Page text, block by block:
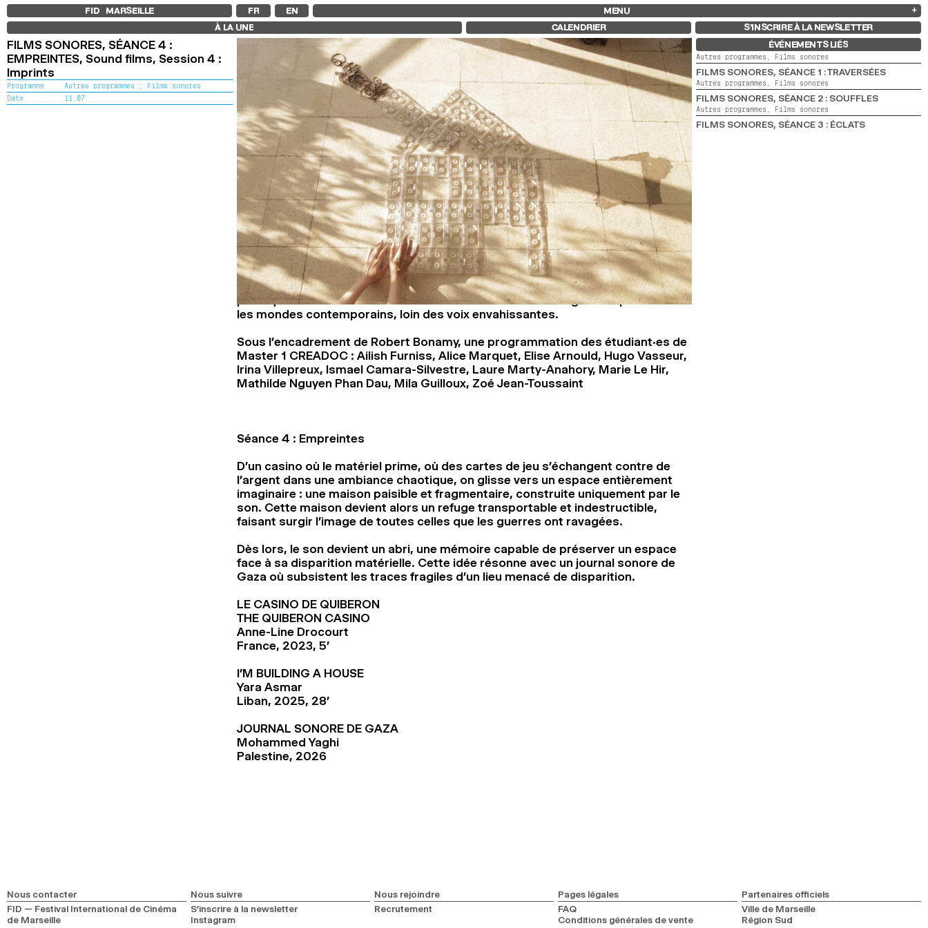
FID MARSEILLE FR EN MENU
À PROPOS
ÉDUCATION À L’IMAGE
À L’INTERNATIONAL
LIVRES ET REVUES
LES ENGAGEMENTS
PARTENAIRES FID 37
PALMARÈS
PROGRAMMATION
RÉTROSPECTIVE
FOCUS
JURY ET PRIX
PROS ET PRESSE
TARIFS
CALENDRIER
FID LAB 18
FID CAMPUS 13
2025
2024
2023
2021
2020
2019
2018
À LA UNE CALENDRIER S’INSCRIRE À LA NEWSLETTER
FILMS SONORES, SÉANCE 4 :
EMPREINTES, Sound films, Session 4 :
Imprints
Programme Autres programmes ; Films sonores
Date
11.07
Quatre séances d’écoutes programmées et présentées par les étudiant·es du
Master 1 CREADOC (Université de Poitiers). Les “films sonores”, pièces
phoniques et essais ici réunis sont autant de tentatives singulières pour sonder
les mondes contemporains, loin des voix envahissantes.
Sous l’encadrement de Robert Bonamy, une programmation des étudiant·es de
Master 1 CREADOC : Ailish Furniss, Alice Marquet, Elise Arnould, Hugo Vasseur,
Irina Villepreux, Ismael Camara-Silvestre, Laure Marty-Anahory, Marie Le Hir,
Mathilde Nguyen Phan Dau, Mila Guilloux, Zoé Jean-Toussaint
Séance 4 : Empreintes
D’un casino où le matériel prime, où des cartes de jeu s’échangent contre de
l’argent dans une ambiance chaotique, on glisse vers un espace entièrement
imaginaire : une maison paisible et fragmentaire, construite uniquement par le
son. Cette maison devient alors un refuge transportable et indestructible,
faisant surgir l’image de toutes celles que les guerres ont ravagées.
Dès lors, le son devient un abri, une mémoire capable de préserver un espace
face à sa disparition matérielle. Cette idée résonne avec un journal sonore de
Gaza où subsistent les traces fragiles d’un lieu menacé de disparition.
LE CASINO DE QUIBERON
THE QUIBERON CASINO
Anne-Line Drocourt
France, 2023, 5’
I’M BUILDING A HOUSE
Yara Asmar
Liban, 2025, 28’
JOURNAL SONORE DE GAZA
Mohammed Yaghi
Palestine, 2026
ÉVÉNEMENTS LIÉS
Autres programmes, Films sonores
FILMS SONORES, SÉANCE 1 : TRAVERSÉES
Autres programmes, Films sonores
FILMS SONORES, SÉANCE 2 : SOUFFLES
Autres programmes, Films sonores
FILMS SONORES, SÉANCE 3 : ÉCLATS
Nous contacter
FID — Festival International de Cinéma
de Marseille
Nous suivre
S’inscrire à la newsletter
Instagram
Nous rejoindre
Recrutement
Pages légales
FAQ
Conditions générales de vente
Partenaires officiels
Ville de Marseille
Région Sud